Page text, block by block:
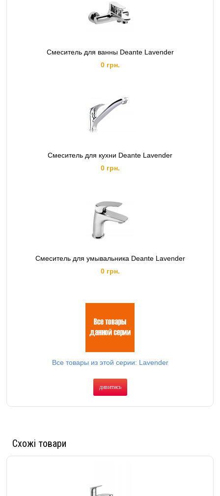
Смеситель для ванны Deante Lavender
0 грн.
Смеситель для кухни Deante Lavender
0 грн.
Смеситель для умывальника Deante Lavender
0 грн.
Все товары из этой серии: Lavender
дивитись
Схожі товари